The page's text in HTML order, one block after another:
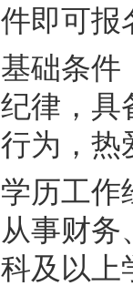
件即可报
基础条件
纪律，具
行为，热
学历工作
从事财务
科及以上